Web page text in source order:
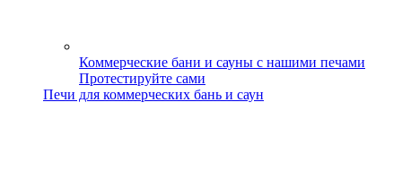
Коммерческие бани и сауны с нашими печами
Протестируйте сами
Печи для коммерческих бань и саун